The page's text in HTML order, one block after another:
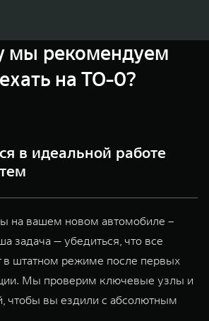
WEY 80 Лаундж
Масштаб возможностей
мы рекомендуем
на ТО-0?
в идеальной работе
на вашем новом автомобиле –
задача — убедиться, что все
в штатном режиме после первых
Мы проверим ключевые узлы и
чтобы вы ездили с абсолютным